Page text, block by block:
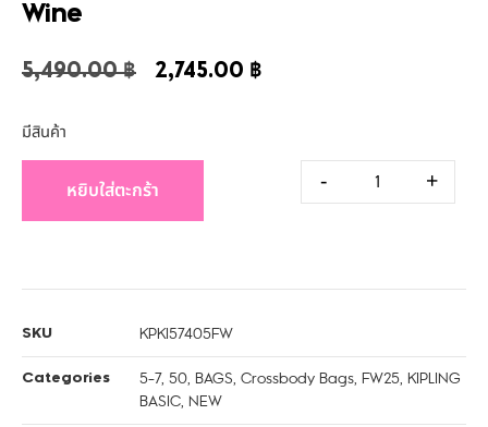
Wine
5,490.00฿ 2,745.00 ฿
มีสินค้า
- +
หยิบใส่ตะกร้า
SKU KPKI57405FW
Categories 5-7, 50, BAGS, Crossbody Bags, FW25, KIPLING
BASIC, NEW